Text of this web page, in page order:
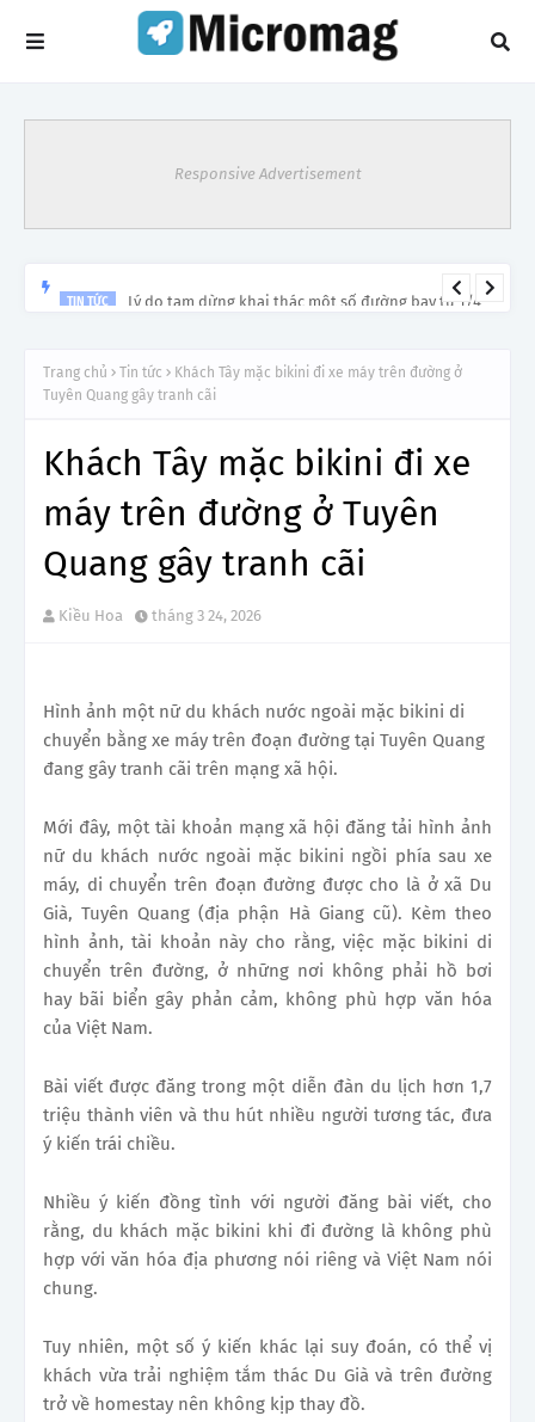
Responsive Advertisement
Lý do tạm dừng khai thác một số đường bay từ 1/4
Trang chủ Tin tức
Khách Tây mặc bikini đi xe máy trên đường ở
Tuyên Quang gây tranh cãi
Khách Tây mặc bikini đi xe
máy trên đường ở Tuyên
Quang gây tranh cãi
Kiều Hoa tháng 3 24, 2026
Hình ảnh một nữ du khách nước ngoài mặc bikini di
chuyển bằng xe máy trên đoạn đường tại Tuyên Quang
đang gây tranh cãi trên mạng xã hội.
Mới đây, một tài khoản mạng xã hội đăng tải hình ảnh
nữ du khách nước ngoài mặc bikini ngồi phía sau xe
máy, di chuyển trên đoạn đường được cho là ở xã Du
Già, Tuyên Quang (địa phận Hà Giang cũ). Kèm theo
hình ảnh, tài khoản này cho rằng, việc mặc bikini di
chuyển trên đường, ở những nơi không phải hồ bơi
hay bãi biển gây phản cảm, không phù hợp văn hóa
của Việt Nam.
Bài viết được đăng trong một diễn đàn du lịch hơn 1,7
triệu thành viên và thu hút nhiều người tương tác, đưa
ý kiến trái chiều.
Nhiều ý kiến đồng tình với người đăng bài viết, cho
rằng, du khách mặc bikini khi đi đường là không phù
hợp với văn hóa địa phương nói riêng và Việt Nam nói
chung.
Tuy nhiên, một số ý kiến khác lại suy đoán, có thể vị
khách vừa trải nghiệm tắm thác Du Già và trên đường
trở về homestay nên không kịp thay đồ.